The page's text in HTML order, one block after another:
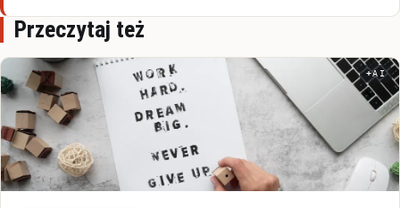
Przeczytaj też
AI